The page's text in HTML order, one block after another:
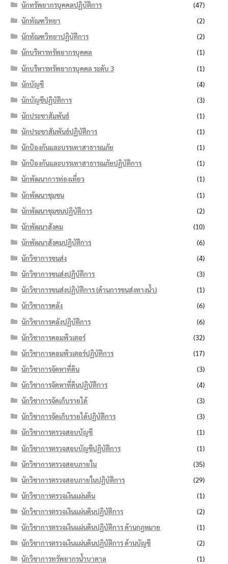
นักทรัพยากรบุคคลปฏิบัติการ
(47)
นักทัณฑวิทยา
(2)
นักทัณฑวิทยาปฏิบัติการ
(2)
นักบริหารทรัพยากรบุคคล
(1)
นักบริหารทรัพยากรบุคคล ระดับ 3
(1)
นักบัญชี
(4)
นักบัญชีปฏิบัติการ
(3)
นักประชาสัมพันธ์
(1)
นักประชาสัมพันธ์ปฏิบัติการ
(1)
นักป้องกันและบรรเทาสาธารณภัย
(1)
นักป้องกันและบรรเทาสาธารณภัยปฏิบัติการ
(1)
นักพัฒนาการท่องเที่ยว
(1)
นักพัฒนาชุมชน
(1)
นักพัฒนาชุมชนปฏิบัติการ
(2)
นักพัฒนาสังคม
(10)
นักพัฒนาสังคมปฏิบัติการ
(6)
นักวิชาการขนส่ง
(4)
นักวิชาการขนส่งปฏิบัติการ
(3)
นักวิชาการขนส่งปฏิบัติการ (ด้านการขนส่งทางน้ำ)
(1)
นักวิชาการคลัง
(6)
นักวิชาการคลังปฏิบัติการ
(6)
นักวิชาการคอมพิวเตอร์
(32)
นักวิชาการคอมพิวเตอร์ปฏิบัติการ
(17)
นักวิชาการจัดหาที่ดิน
(3)
นักวิชาการจัดหาที่ดินปฏิบัติการ
(4)
นักวิชาการจัดเก็บรายได้
(3)
นักวิชาการจัดเก็บรายได้ปฏิบัติการ
(3)
นักวิชาการตรวจสอบบัญชี
(1)
นักวิชาการตรวจสอบบัญชีปฏิบัติการ
(1)
นักวิชาการตรวจสอบภายใน
(35)
นักวิชาการตรวจสอบภายในปฏิบัติการ
(29)
นักวิชาการตรวจเงินแผ่นดิน
(1)
นักวิชาการตรวจเงินแผ่นดินปฏิบัติการ
(2)
นักวิชาการตรวจเงินแผ่นดินปฏิบัติการ ด้านกฎหมาย
(1)
นักวิชาการตรวจเงินแผ่นดินปฏิบัติการ ด้านบัญชี
(2)
นักวิชาการทรัพยากรน้ำบาดาล
(1)